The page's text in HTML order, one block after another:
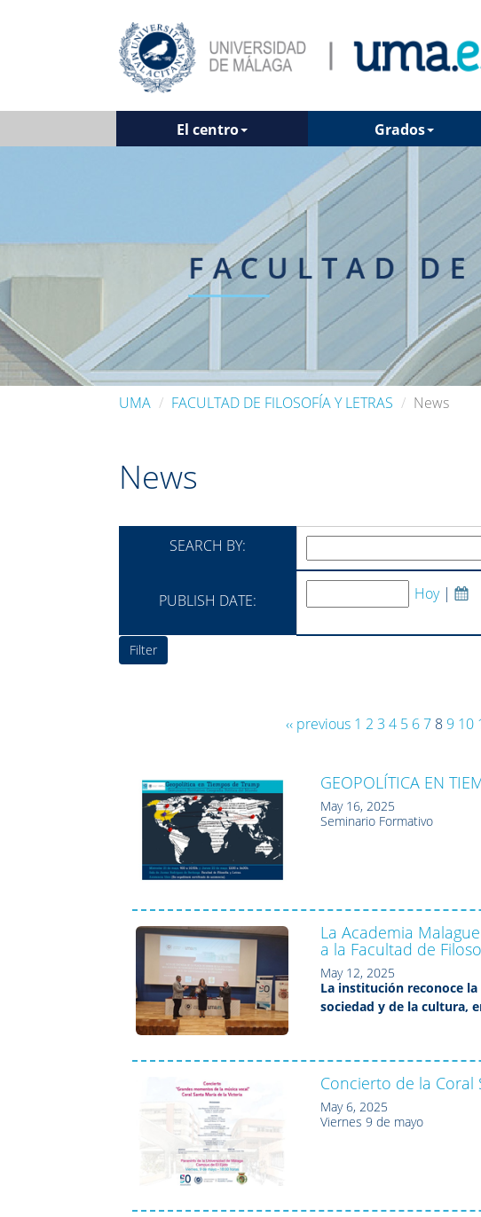
El centro Grados
UMA FACULTAD DE FILOSOFÍA Y LETRAS News
News
SEARCH BY:
PUBLISH DATE: Hoy|
‹‹ previous 1 2 3 4 5 67 8 9 10
GEOPOLÍTICA EN
May 16, 2025
Seminario Formativo
La Academia
a la Facultad de
May 12, 2025
La institución reconoce
sociedad y de la cultura,
Concierto de la Coral
May 6, 2025
Viernes 9 de mayo